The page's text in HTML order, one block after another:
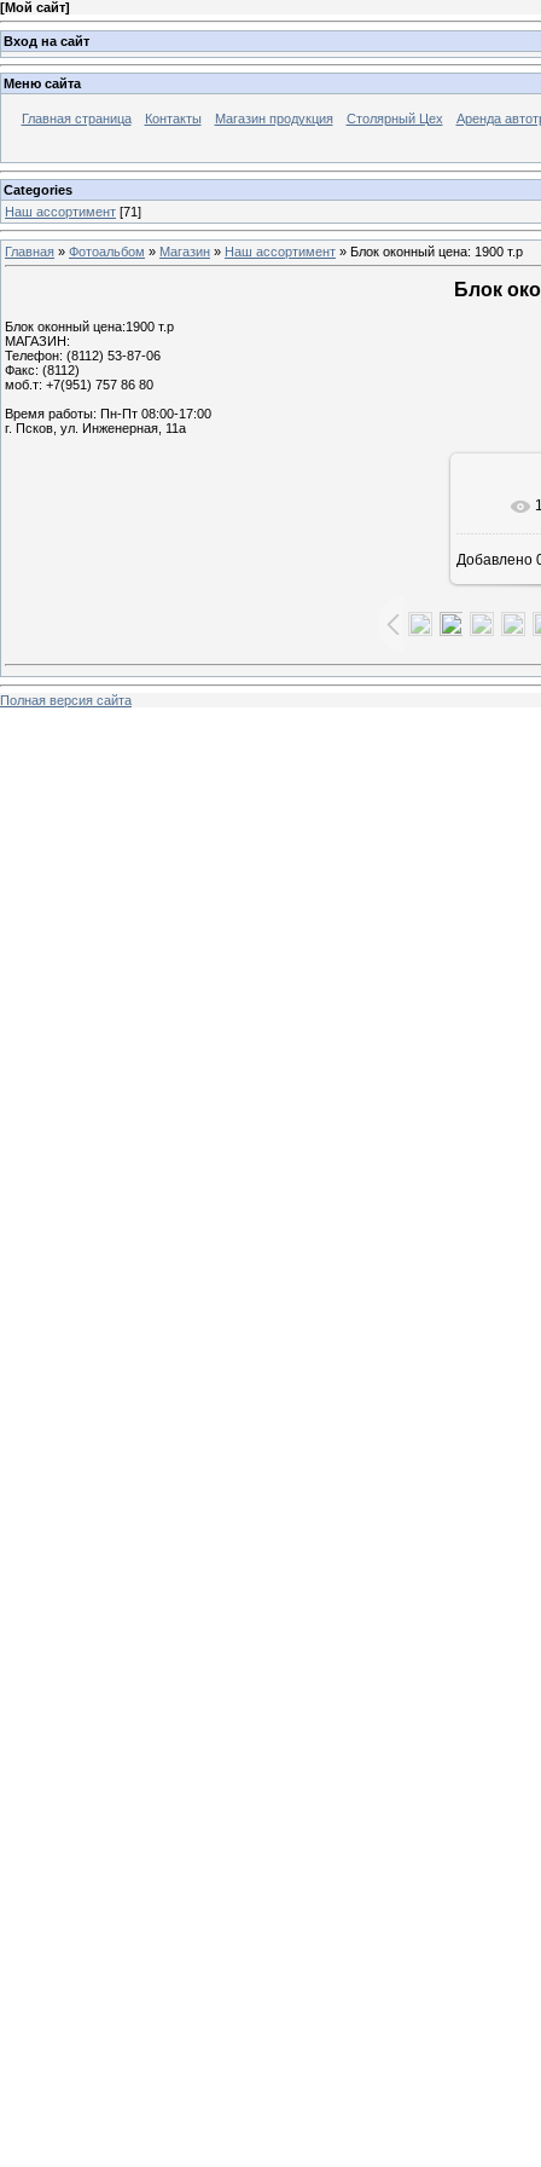
[Мой сайт]
Вход на сайт
Меню сайта
Главная страница Контакты Магазин продукция Столярный Цех Аренда
Categories
Наш ассортимент [71]
Главная » Фотоальбом » Магазин » Наш ассортимент » Блок оконный цена: 1900 т.р
Блок
Блок оконный цена:1900 т.р
МАГАЗИН:
Телефон: (8112) 53-87-06
Факс: (8112)
моб.т: +7(951) 757 86 80
Время работы: Пн-Пт 08:00-17:00
г. Псков, ул. Инженерная, 11а
В
Добавлено
Полная версия сайта